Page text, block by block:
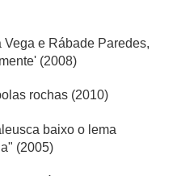
e Rábade Paredes,
(2008)
rochas (2010)
baixo o lema
(2005)